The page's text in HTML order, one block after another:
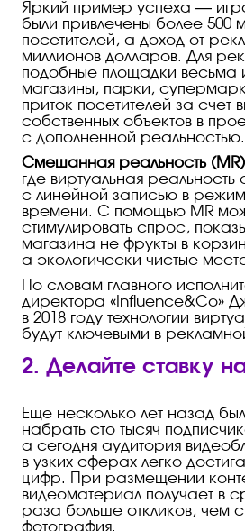
Яркий пример успеха —
были привлечены более 500
посетителей, а доход от
миллионов долларов. Для
подобные площадки весьма
магазины, парки,
приток посетителей за счет
собственных объектов в
с дополненной реальностью.
Смешанная реальность (MR)
где виртуальная
с линейной записью в
времени. С помощью MR
стимулировать спрос,
магазина не фрукты в
а экологически чистые
По словам главного
директора «Influence&Co»
в 2018 году технологии
будут ключевыми в
2. Делайте ставку
Еще несколько лет назад
набрать сто тысяч
а сегодня аудитория
в узких сферах легко
цифр. При размещении
видеоматериал получает в
раза больше откликов, чем